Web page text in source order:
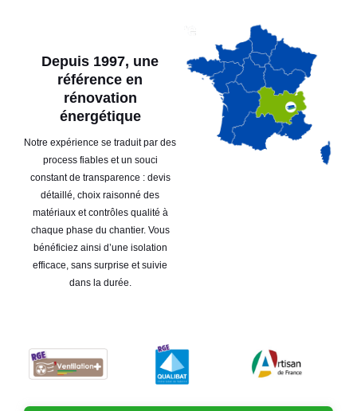
Depuis 1997, une
référence en
rénovation
énergétique
Notre expérience se traduit par des
process fiables et un souci
constant de transparence : devis
détaillé, choix raisonné des
matériaux et contrôles qualité à
chaque phase du chantier. Vous
bénéficiez ainsi d’une isolation
efficace, sans surprise et suivie
dans la durée.